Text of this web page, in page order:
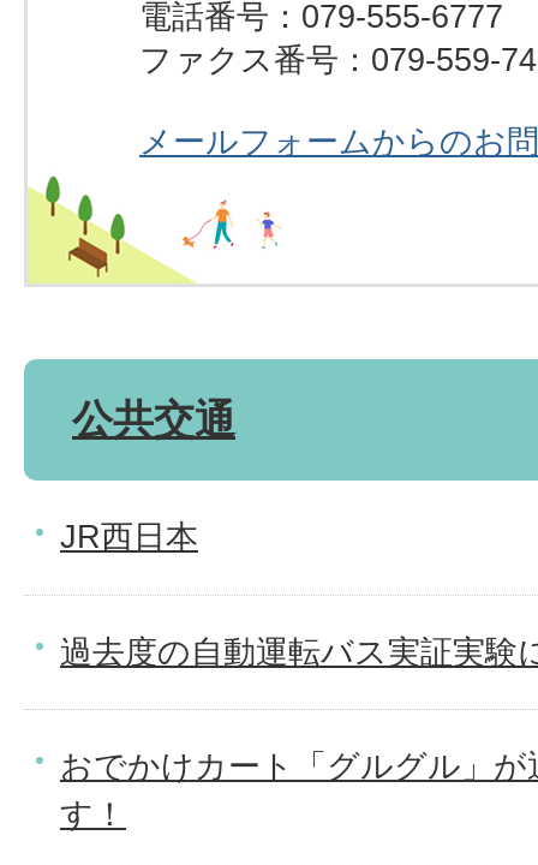
電話番号：079-555-6777
ファクス番号：079-559-
メールフォームからのお
公共交通
JR西日本
過去度の自動運転バス実証実験
おでかけカート「グルグル」
す！